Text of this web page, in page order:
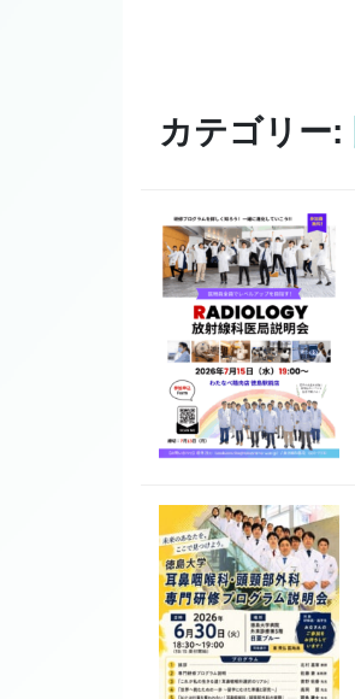
カテゴリー: